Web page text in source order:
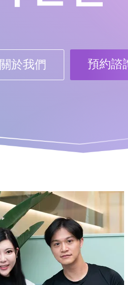
關於我們 預約諮